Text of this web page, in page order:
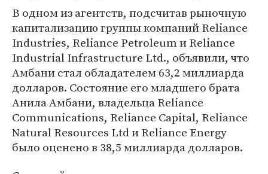
В одном из агентств, подсчитав рыночную
капитализацию группы компаний Reliance
Industries, Reliance Petroleum и Reliance
Industrial Infrastructure Ltd., объявили, что
Амбани стал обладателем 63,2 миллиарда
долларов. Состояние его младшего брата
Анила Амбани, владельца Reliance
Communications, Reliance Capital, Reliance
Natural Resources Ltd и Reliance Energy
было оценено в 38,5 миллиарда долларов.